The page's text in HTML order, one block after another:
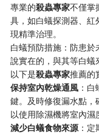
專業的殺蟲專家不僅掌
具，如白蟻探測器、
現精準治理。
白蟻預防措施：防患於
說實在的，與其等白蟻
以下是殺蟲專家推薦的
保持室內乾燥通風 ：
鍵。及時修復漏水點
以使用除濕機將室內濕
減少白蟻食物來源：定